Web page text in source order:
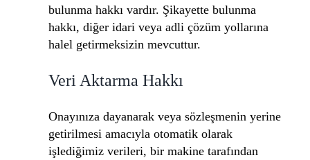
bulunma hakkı vardır. Şikayette bulunma
hakkı, diğer idari veya adli çözüm yollarına
halel getirmeksizin mevcuttur.
Veri Aktarma Hakkı
Onayınıza dayanarak veya sözleşmenin yerine
getirilmesi amacıyla otomatik olarak
işlediğimiz verileri, bir makine tarafından